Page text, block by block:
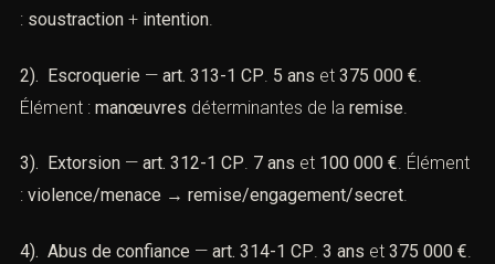
: soustraction + intention.
2). Escroquerie — art. 313-1 CP. 5 ans et 375 000 €.
Élément : manœuvres déterminantes de la remise.
3). Extorsion — art. 312-1 CP. 7 ans et 100 000 €. Élément
: violence/menace → remise/engagement/secret.
4). Abus de confiance — art. 314-1 CP. 3 ans et 375 000 €.